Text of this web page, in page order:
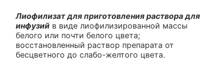
Лиофилизат для приготовления раствора для
инфузий в виде лиофилизированной массы
белого или почти белого цвета;
восстановленный раствор препарата от
бесцветного до слабо-желтого цвета.